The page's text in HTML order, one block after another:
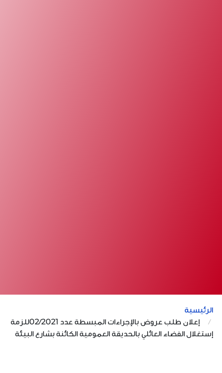
الرئيسية
إعلان طلب عروض بالإجراءات المبسطة عدد 02/2021للزمة
إستغلال الفضاء العائلي بالحديقة العمومية الكائنة بشارع البيئة